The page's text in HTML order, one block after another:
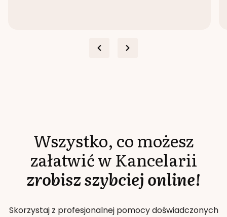
Wszystko, co możesz
załatwić w Kancelarii
zrobisz szybciej online!
Skorzystaj z profesjonalnej pomocy doświadczonych